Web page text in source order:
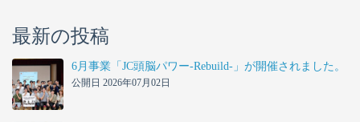
最新の投稿
6月事業「JC頭脳パワー-Rebuild-」が開催されました。
公開日 2026年07月02日